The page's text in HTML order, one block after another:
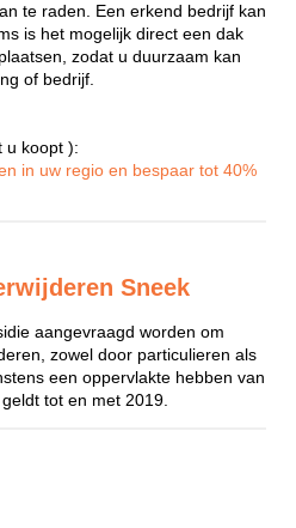
te raden. Een erkend bedrijf kan
is het mogelijk direct een dak
zodat u duurzaam kan
of bedrijf.
u koopt ):
in uw regio en bespaar tot 40%
Sneek
aangevraagd worden om
zowel door particulieren als
een oppervlakte hebben van
tot en met 2019.